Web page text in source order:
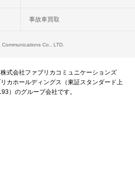
事故車買取
Co., LTD.
式会社ファブリカコミュニケーションズ
カホールディングス（東証スタンダード上
）のグループ会社です。